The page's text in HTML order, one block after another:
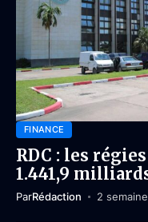
FINANCE
RDC : les
1.441,9
ParRédaction 2